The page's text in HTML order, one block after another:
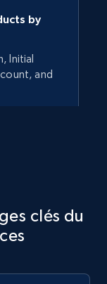
by
Initial
and
Initial
clés du